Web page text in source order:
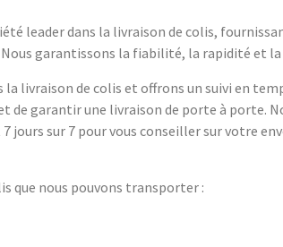
leader dans la livraison de colis,
garantissons la fiabilité, la rapidité et la
la livraison de colis et offrons un suivi en
de garantir une livraison de porte à porte.
jours sur 7 pour vous conseiller sur votre
que nous pouvons transporter :